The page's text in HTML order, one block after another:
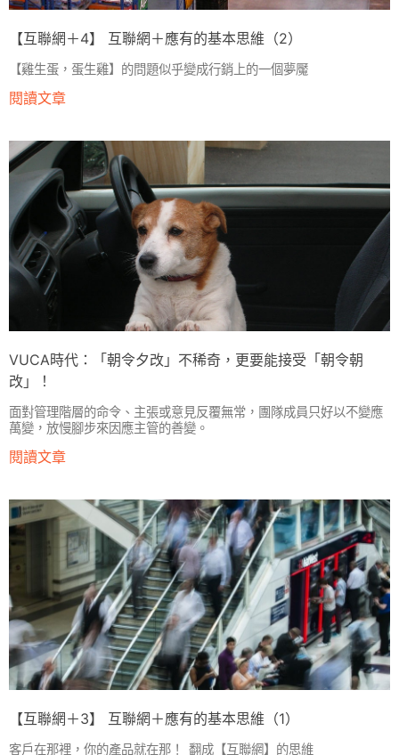
【互聯網＋4】 互聯網＋應有的基本思維（2）
【雞生蛋，蛋生雞】的問題似乎變成行銷上的一個夢魘
閱讀文章
VUCA時代：「朝令夕改」不稀奇，更要能接受「朝令朝
改」！
面對管理階層的命令、主張或意見反覆無常，團隊成員只好以不變應
萬變，放慢腳步來因應主管的善變。
閱讀文章
【互聯網＋3】 互聯網＋應有的基本思維（1）
客戶在那裡，你的產品就在那！ 翻成【互聯網】的思維